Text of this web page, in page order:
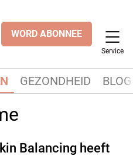
WORD ABONNEE
Service
GEZONDHEID
Balancing heeft